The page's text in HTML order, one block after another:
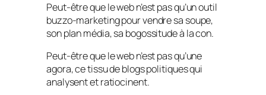
Peut-être que le web n’est pas qu’un outil
buzzo-marketing pour vendre sa soupe,
son plan média, sa bogossitude à la con.
Peut-être que le web n’est pas qu’une
agora, ce tissu de blogs politiques qui
analysent et ratiocinent.